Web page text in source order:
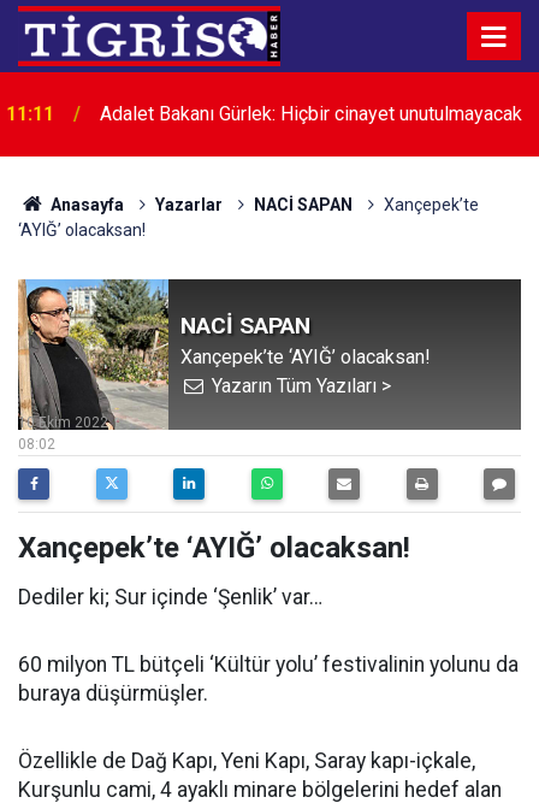
11:11 Adalet Bakanı Gürlek: Hiçbir cinayet unutulmayacak
Anasayfa Yazarlar NACİ SAPAN
Xançepek’te
‘AYIĞ’ olacaksan!
NACİ SAPAN
Xançepek’te ‘AYIĞ’ olacaksan!
Yazarın Tüm Yazıları >
08:02
10 Ekim 2022
Xançepek’te ‘AYIĞ’ olacaksan!
Dediler ki; Sur içinde ‘Şenlik’ var…
60 milyon TL bütçeli ‘Kültür yolu’ festivalinin yolunu da
buraya düşürmüşler.
Özellikle de Dağ Kapı, Yeni Kapı, Saray kapı-içkale,
Kurşunlu cami, 4 ayaklı minare bölgelerini hedef alan